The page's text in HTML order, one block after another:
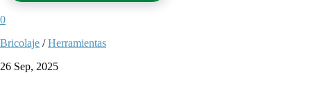
0
Bricolaje /Herramientas
26 Sep, 2025